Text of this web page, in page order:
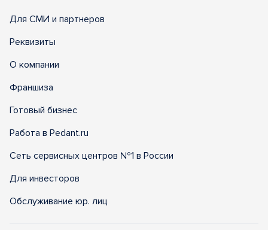
Для СМИ и партнеров
Реквизиты
О компании
Франшиза
Готовый бизнес
Работа в Pedant.ru
Сеть сервисных центров №1 в России
Для инвесторов
Обслуживание юр. лиц